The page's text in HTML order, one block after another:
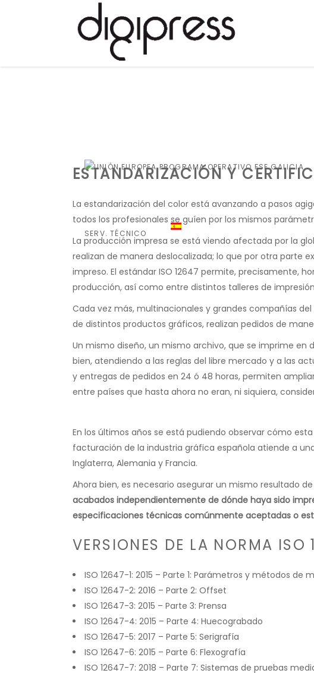
SERV. TÉCNICO
ESTANDARIZACIÓN Y
La estandarización del color está avanzando a pasos
todos los profesionales se guíen por los mismos
La producción impresa se está viendo afectada por la
realizan de manera deslocalizada; lo que por otra parte
impreso. El estándar ISO 12647 permite, precisamente,
producción, así como entre distintos talleres de
Cada vez más, multinacionales y grandes compañías
de distintos productos gráficos, realizan pedidos de
Un mismo diseño, un mismo archivo, que se imprime
bien, atendiendo a las reglas del libre mercado y a las
y entregas de pedidos en 24 ó 48 horas, permiten
entre países que hasta ahora no eran, ni siquiera,
En los últimos años se está pudiendo observar cómo
facturación de la industria gráfica española atiende a
Inglaterra, Alemania y Francia.
Ahora bien, es necesario asegurar un mismo resultado
acabados independientemente de dónde haya sido
especificaciones técnicas comúnmente aceptadas o
VERSIONES DE LA NORMA ISO
ISO 12647-1: 2015 – Parte 1: Parámetros y métodos de
ISO 12647-2: 2016 – Parte 2: Offset
ISO 12647-3: 2015 – Parte 3: Prensa
ISO 12647-4: 2015 – Parte 4: Huecograbado
ISO 12647-5: 2017 – Parte 5: Serigrafía
ISO 12647-6: 2015 – Parte 6: Flexografía
ISO 12647-7: 2018 – Parte 7: Sistemas de pruebas